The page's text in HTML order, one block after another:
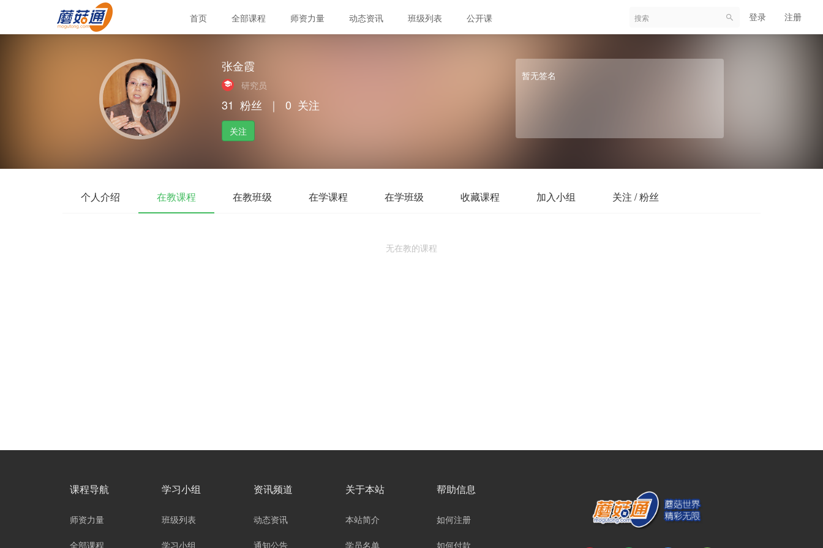
首页 全部课程 师资力量 动态资讯 班级列表 公开课 登录 注册
张金霞
研究员
31 粉丝 ｜ 0 关注
关注
暂无签名
个人介绍 在教课程 在教班级 在学课程 在学班级 收藏课程 加入小组 关注 / 粉丝
无在教的课程
课程导航
师资力量
全部课程
学习小组
班级列表
学习小组
资讯频道
动态资讯
通知公告
关于本站
本站简介
学员名单
帮助信息
如何注册
如何付款